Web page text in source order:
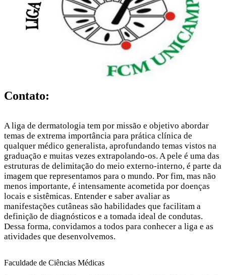
Contato:
A liga de dermatologia tem por missão e objetivo abordar
temas de extrema importância para prática clínica de
qualquer médico generalista, aprofundando temas vistos na
graduação e muitas vezes extrapolando-os. A pele é uma das
estruturas de delimitação do meio externo-interno, é parte da
imagem que representamos para o mundo. Por fim, mas não
menos importante, é intensamente acometida por doenças
locais e sistêmicas. Entender e saber avaliar as
manifestações cutâneas são habilidades que facilitam a
definição de diagnósticos e a tomada ideal de condutas.
Dessa forma, convidamos a todos para conhecer a liga e as
atividades que desenvolvemos.
Faculdade de Ciências Médicas